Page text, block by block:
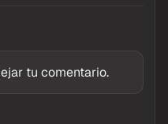
tu comentario.